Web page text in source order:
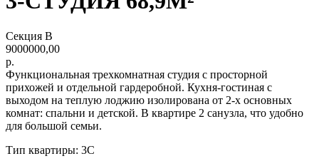
Секция В
9000000,00
р.
Функциональная трехкомнатная студия с просторной
прихожей и отдельной гардеробной. Кухня-гостиная с
выходом на теплую лоджию изолирована от 2-х основных
комнат: спальни и детской. В квартире 2 санузла, что удобно
для большой семьи.
Тип квартиры: 3С